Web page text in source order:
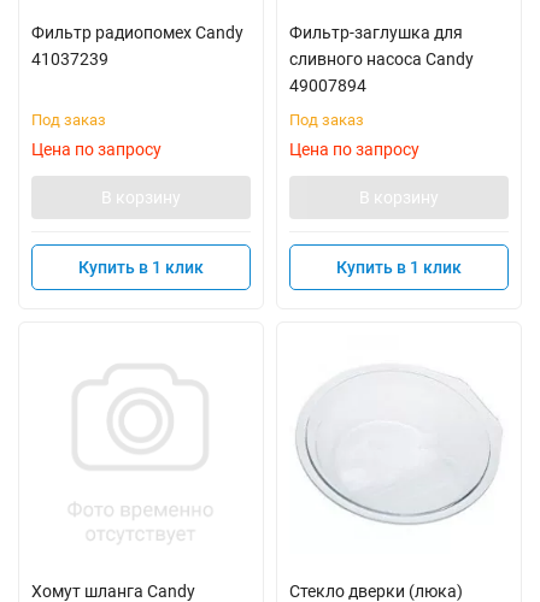
Фильтр радиопомех Candy
41037239
Под заказ
Цена по запросу
В корзину
Купить в 1 клик
Фильтр-заглушка для
сливного насоса Candy
49007894
Под заказ
Цена по запросу
В корзину
Купить в 1 клик
Хомут шланга Candy
Стекло дверки (люка)